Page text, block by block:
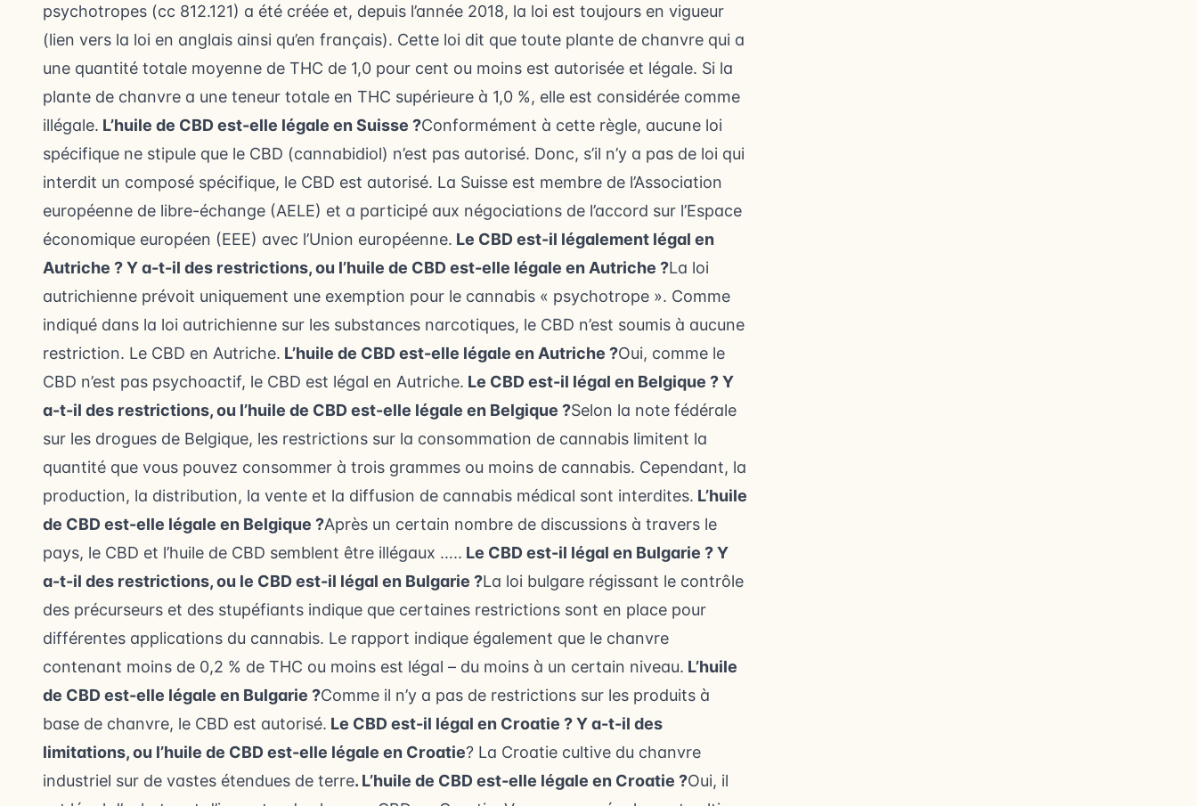
psychotropes (cc 812.121) a été créée et, depuis l’année 2018, la loi est toujours en vigueur
(lien vers la loi en anglais ainsi qu’en français). Cette loi dit que toute plante de chanvre qui a
une quantité totale moyenne de THC de 1,0 pour cent ou moins est autorisée et légale. Si la
plante de chanvre a une teneur totale en THC supérieure à 1,0 %, elle est considérée comme
illégale. L’huile de CBD est-elle légale en Suisse ?Conformément à cette règle, aucune loi
spécifique ne stipule que le CBD (cannabidiol) n’est pas autorisé. Donc, s’il n’y a pas de loi qui
interdit un composé spécifique, le CBD est autorisé. La Suisse est membre de l’Association
européenne de libre-échange (AELE) et a participé aux négociations de l’accord sur l’Espace
économique européen (EEE) avec l’Union européenne. Le CBD est-il légalement légal en
Autriche ?Y a-t-il des restrictions, ou l’huile de CBD est-elle légale en Autriche ?La loi
autrichienne prévoit uniquement une exemption pour le cannabis « psychotrope ». Comme
indiqué dans la loi autrichienne sur les substances narcotiques, le CBD n’est soumis à aucune
restriction. Le CBD en Autriche. L’huile de CBD est-elle légale en Autriche ?Oui, comme le
CBD n’est pas psychoactif, le CBD est légal en Autriche. Le CBD est-il légal en Belgique ?Y
a-t-il des restrictions, ou l’huile de CBD est-elle légale en Belgique ?Selon la note fédérale
sur les drogues de Belgique, les restrictions sur la consommation de cannabis limitent la
quantité que vous pouvez consommer à trois grammes ou moins de cannabis. Cependant, la
production, la distribution, la vente et la diffusion de cannabis médical sont interdites. L’huile
de CBD est-elle légale en Belgique ?Après un certain nombre de discussions à travers le
pays, le CBD et l’huile de CBD semblent être illégaux ….. Le CBD est-il légal en Bulgarie ?Y
a-t-il des restrictions, ou le CBD est-il légal en Bulgarie ?La loi bulgare régissant le contrôle
des précurseurs et des stupéfiants indique que certaines restrictions sont en place pour
différentes applications du cannabis. Le rapport indique également que le chanvre
contenant moins de 0,2 % de THC ou moins est légal – du moins à un certain niveau. L’huile
de CBD est-elle légale en Bulgarie ?Comme il n’y a pas de restrictions sur les produits à
base de chanvre, le CBD est autorisé. Le CBD est-il légal en Croatie ?Y a-t-il des
limitations, ou l’huile de CBD est-elle légale en Croatie? La Croatie cultive du chanvre
industriel sur de vastes étendues de terre. L’huile de CBD est-elle légale en Croatie ?Oui, il